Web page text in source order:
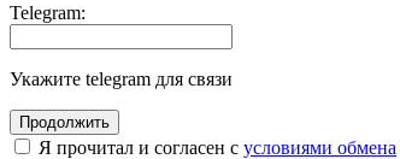
Telegram:
Укажите telegram для связи
Я прочитал и согласен с условиями обмена